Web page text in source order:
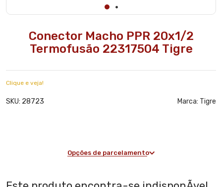
Conector Macho PPR 20x1/2
Termofusão 22317504 Tigre
Clique e veja!
SKU: 28723 Marca: Tigre
Opções de parcelamento